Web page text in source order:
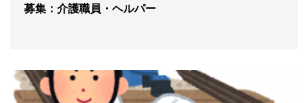
募集：介護職員・ヘルパー